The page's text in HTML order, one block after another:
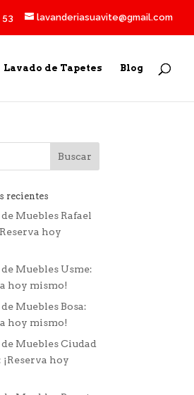
53 lavanderiasuavite@gmail.com
Lavado de Tapetes Blog
recientes
Muebles Rafael
hoy
Muebles Usme:
hoy mismo!
Muebles Bosa:
hoy mismo!
Muebles Ciudad
hoy